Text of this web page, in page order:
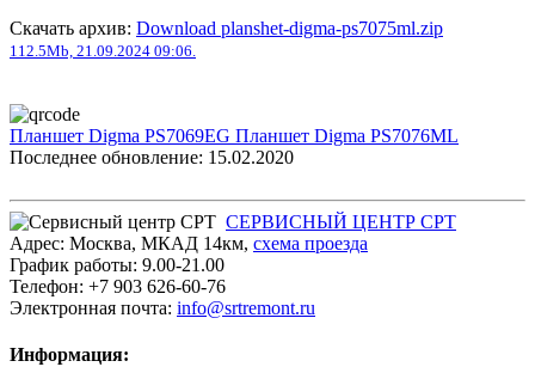
Скачать архив: Download planshet-digma-ps7075ml.zip
112.5Mb, 21.09.2024 09:06.
Планшет Digma PS7069EG Планшет Digma PS7076ML
Последнее обновление: 15.02.2020
СЕРВИСНЫЙ ЦЕНТР СРТ
Адрес: Москва, МКАД 14км, cхема проезда
График работы: 9.00-21.00
Телефон: +7 903 626-60-76
Электронная почта: info@srtremont.ru
Информация: